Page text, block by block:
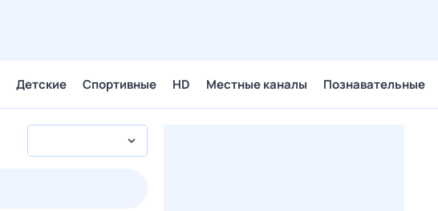
Детские Спортивные HD Местные каналы Познавательные